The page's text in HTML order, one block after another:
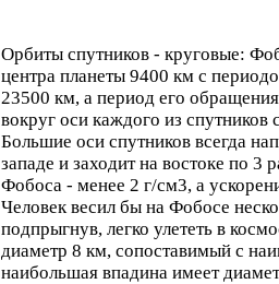
Орбиты спутников - круговые:
центра планеты 9400 км с
23500 км, а период его
вокруг оси каждого из
Большие оси спутников всегда
западе и заходит на востоке по 3
Фобоса - менее 2 г/см3, а
Человек весил бы на Фобосе
подпрыгнув, легко улететь в
диаметр 8 км, сопоставимый с
наибольшая впадина имеет